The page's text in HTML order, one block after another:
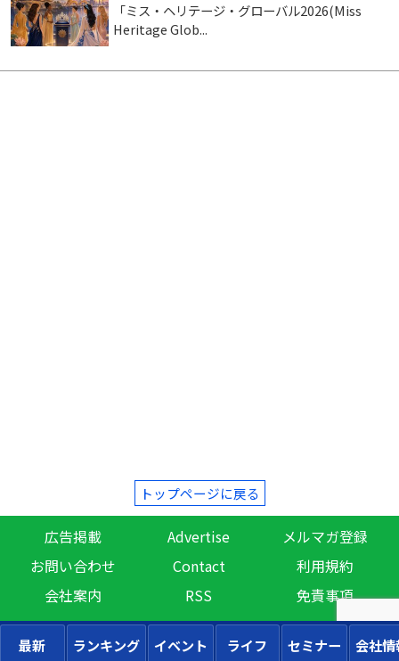
「ミス・ヘリテージ・グローバル2026(Miss
Heritage Glob...
トップページに戻る
広告掲載 Advertise
メルマガ登録
お問い合わせ
Contact
利用規約
会社案内
RSS 免責事項
最新 ランキング イベント ライフ セミナー 会社